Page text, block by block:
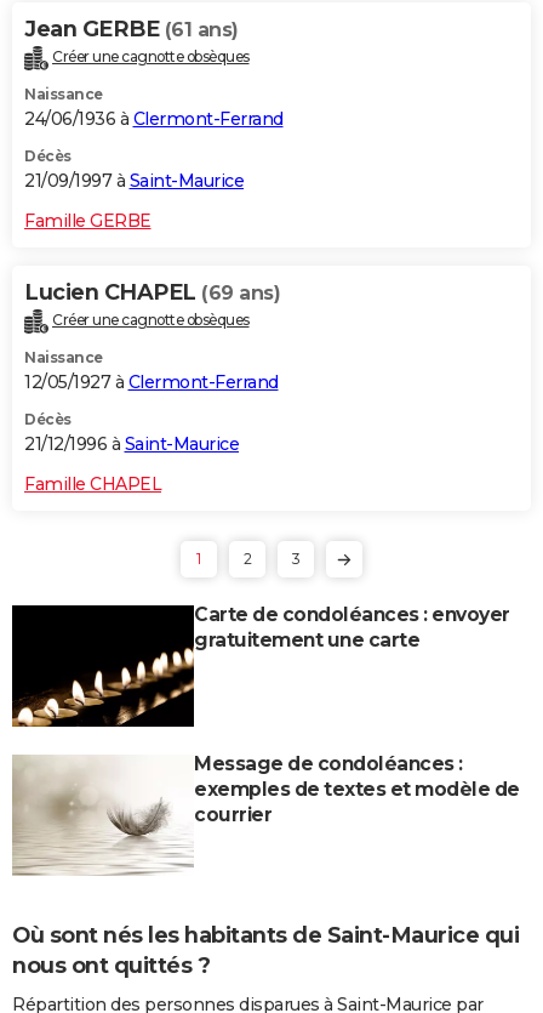
Jean GERBE (61 ans)
Créer une cagnotte obsèques
Naissance
24/06/1936 à Clermont-Ferrand
Décès
21/09/1997 à Saint-Maurice
Famille GERBE
Lucien CHAPEL (69 ans)
Créer une cagnotte obsèques
Naissance
12/05/1927 à Clermont-Ferrand
Décès
21/12/1996 à Saint-Maurice
Famille CHAPEL
1 2 3
Carte de condoléances : envoyer
gratuitement une carte
Message de condoléances :
exemples de textes et modèle de
courrier
Où sont nés les habitants de Saint-Maurice qui
nous ont quittés ?
Répartition des personnes disparues à Saint-Maurice par